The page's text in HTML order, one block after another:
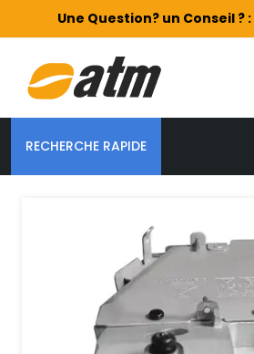
Une Question? un Conseil ? :
RECHERCHE RAPIDE